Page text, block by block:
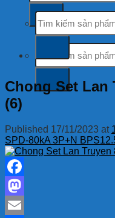
kiếm:
Tìm
kiếm:
Chong Set Lan
(6)
Published 17/11/2023 at
SPD-80kA 3P+N
Facebook
Mastodon